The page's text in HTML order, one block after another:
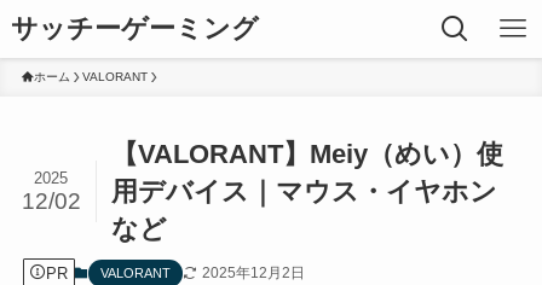
サッチーゲーミング
ホーム VALORANT
【VALORANT】Meiy（めい）使
用デバイス｜マウス・イヤホン
など
2025
12/02
PR VALORANT 2025年12月2日